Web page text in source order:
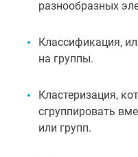
разнообразных
Классификация,
на группы.
Кластеризация,
сгруппировать
или групп.